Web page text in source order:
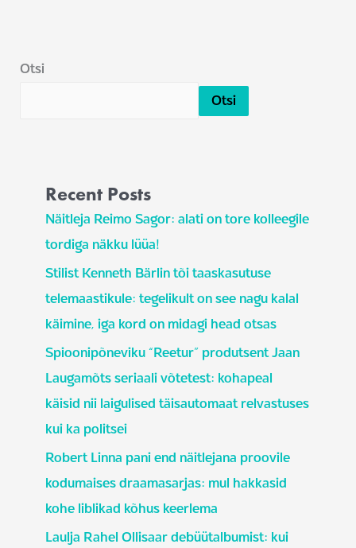
Otsi
Otsi
Recent Posts
Näitleja Reimo Sagor: alati on tore kolleegile
tordiga näkku lüüa!
Stilist Kenneth Bärlin tõi taaskasutuse
telemaastikule: tegelikult on see nagu kalal
käimine, iga kord on midagi head otsas
Spioonipõneviku “Reetur” produtsent Jaan
Laugamõts seriaali võtetest: kohapeal
käisid nii laigulised täisautomaat relvastuses
kui ka politsei
Robert Linna pani end näitlejana proovile
kodumaises draamasarjas: mul hakkasid
kohe liblikad kõhus keerlema
Laulja Rahel Ollisaar debüütalbumist: kui